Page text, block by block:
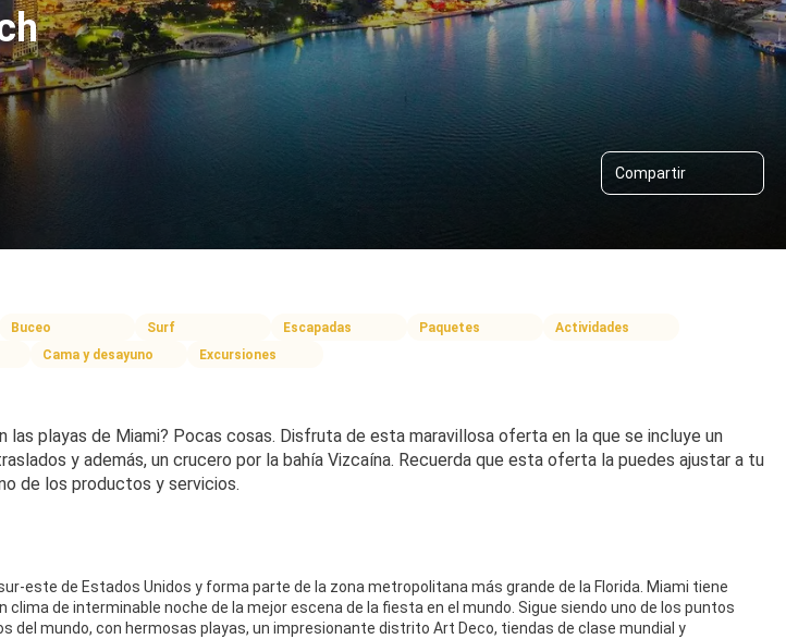
Compartir
Buceo Surf Escapadas Paquetes
Actividades
Cama y desayuno Excursiones
las playas de Miami? Pocas cosas. Disfruta de esta maravillosa oferta en la que se incluye un
y además, un crucero por la bahía Vizcaína. Recuerda que esta oferta la puedes ajustar a tu
de los productos y servicios.
este de Estados Unidos y forma parte de la zona metropolitana más grande de la Florida. Miami tiene
clima de interminable noche de la mejor escena de la fiesta en el mundo. Sigue siendo uno de los puntos
del mundo, con hermosas playas, un impresionante distrito Art Deco, tiendas de clase mundial y